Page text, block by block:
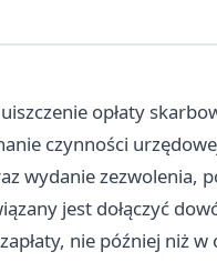
opłaty
czynności
wydanie zezwolenia,
jest dołączyć
nie później niż